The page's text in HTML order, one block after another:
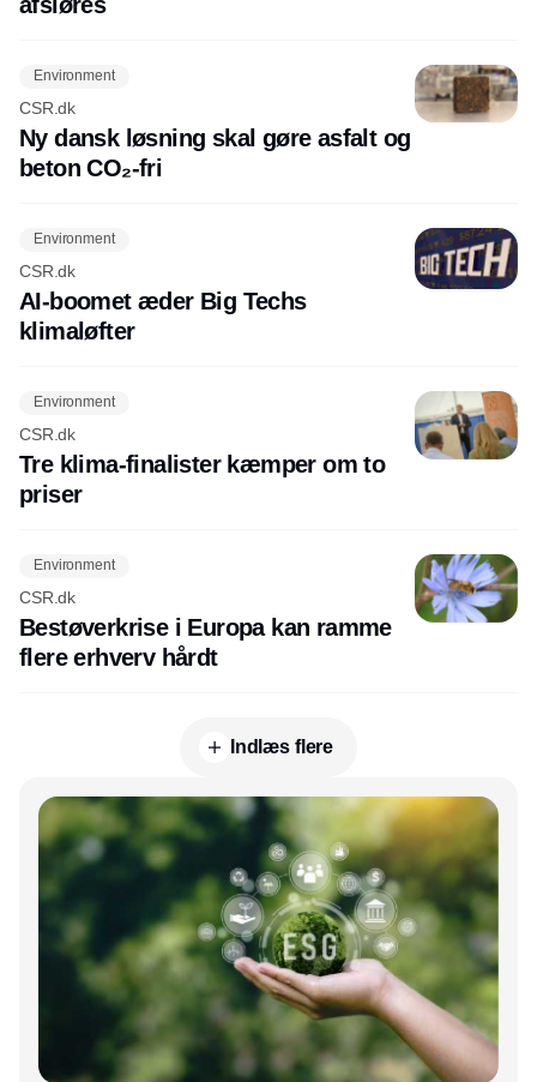
Environment
CSR.dk
Ny dansk løsning skal gøre asfalt og
beton CO₂-fri
Environment
CSR.dk
AI-boomet æder Big Techs
klimaløfter
Environment
CSR.dk
Tre klima-finalister kæmper om to
priser
Environment
CSR.dk
Bestøverkrise i Europa kan ramme
flere erhverv hårdt
Indlæs flere
Annonce